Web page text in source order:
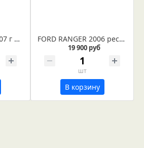
FORD RANGER с 2007 г рессора задняя (Арт. IR 09-11) FORD RANGER 2006 рессора задняя усиленная (Арт. IR 09-06ус) На FORD RANGER 2006г- MAZDA B-SERIE Подходит для автомобилей до 2006 года Оригинальные номера деталей 1486845 545290
19 900 руб
шт
В корзину